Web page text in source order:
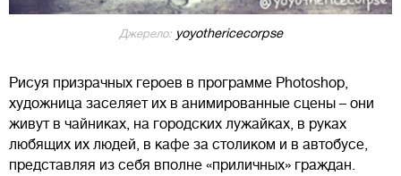
Джерело:yoyothericecorpse
Рисуя призрачных героев в программе Photoshop,
художница заселяет их в анимированные сцены – они
живут в чайниках, на городских лужайках, в руках
любящих их людей, в кафе за столиком и в автобусе,
представляя из себя вполне «приличных» граждан.